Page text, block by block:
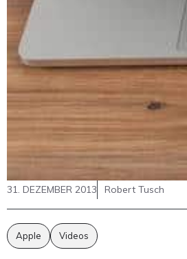
31. DEZEMBER 2013 Robert Tusch
Apple Videos